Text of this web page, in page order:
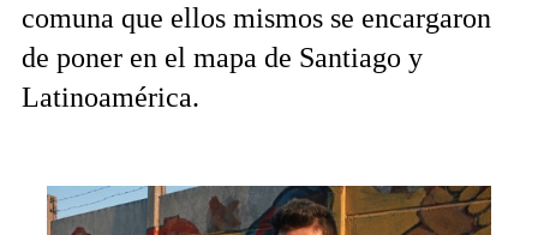
comuna que ellos mismos se encargaron
de poner en el mapa de Santiago y
Latinoamérica.